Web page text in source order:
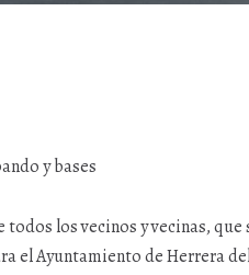
y bases
todos los vecinos y vecinas,
el Ayuntamiento de Herrera